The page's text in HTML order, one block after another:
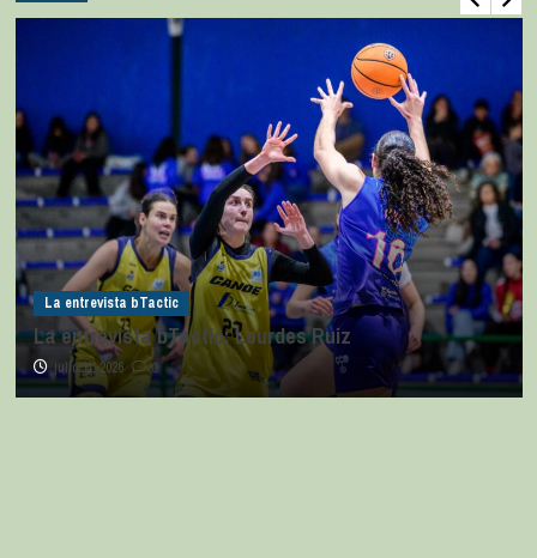
La entrevista bTactic
La entrevista bTactic: Lourdes Ruiz
julio 11, 2026 0